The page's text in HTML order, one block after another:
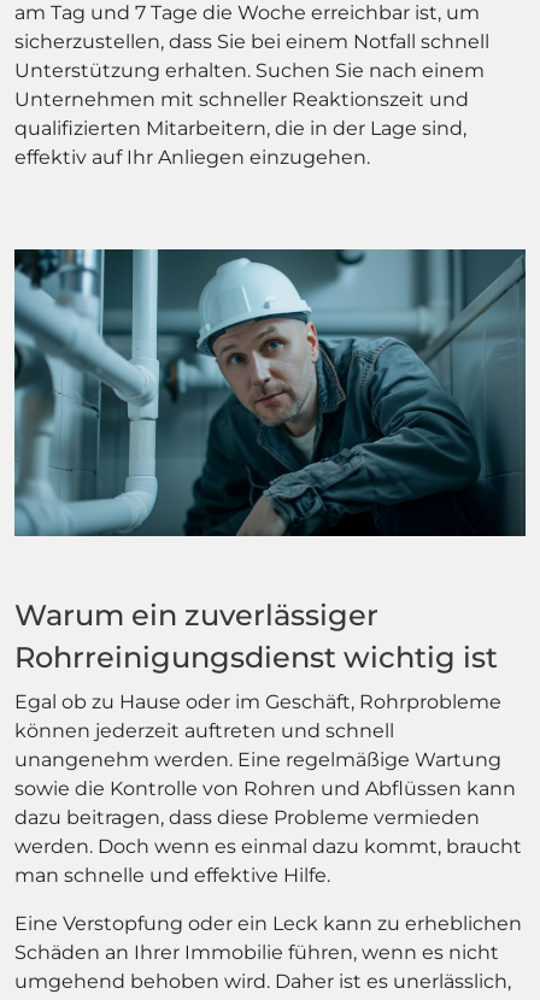
am Tag und 7 Tage die Woche erreichbar ist, um
sicherzustellen, dass Sie bei einem Notfall schnell
Unterstützung erhalten. Suchen Sie nach einem
Unternehmen mit schneller Reaktionszeit und
qualifizierten Mitarbeitern, die in der Lage sind,
effektiv auf Ihr Anliegen einzugehen.
Warum ein zuverlässiger
Rohrreinigungsdienst wichtig ist
Egal ob zu Hause oder im Geschäft, Rohrprobleme
können jederzeit auftreten und schnell
unangenehm werden. Eine regelmäßige Wartung
sowie die Kontrolle von Rohren und Abflüssen kann
dazu beitragen, dass diese Probleme vermieden
werden. Doch wenn es einmal dazu kommt, braucht
man schnelle und effektive Hilfe.
Eine Verstopfung oder ein Leck kann zu erheblichen
Schäden an Ihrer Immobilie führen, wenn es nicht
umgehend behoben wird. Daher ist es unerlässlich,